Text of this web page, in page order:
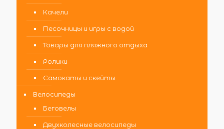
Качели
Песочницы и игры с водой
Товары для пляжного отдыха
Ролики
Самокаты и скейты
Велосипеды
Беговелы
Двухколесные велосипеды